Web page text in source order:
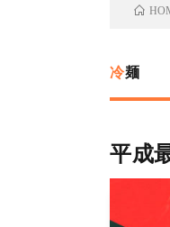
冷麺
平成